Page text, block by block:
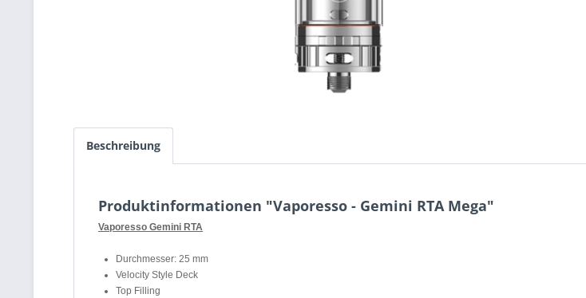
Beschreibung
Produktinformationen "Vaporesso - Gemini RTA Mega"
Vaporesso Gemini RTA
Durchmesser: 25 mm
Velocity Style Deck
Top Filling